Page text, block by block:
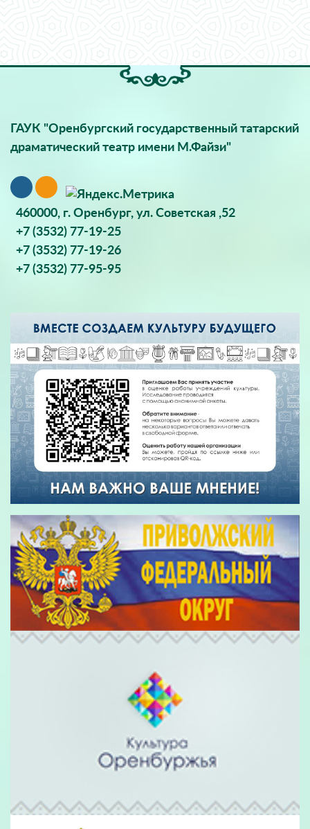
ГАУК "Оренбургский государственный татарский
драматический театр имени М.Файзи"
460000, г. Оренбург, ул. Советская ,52
+7 (3532) 77-19-25
+7 (3532) 77-19-26
+7 (3532) 77-95-95